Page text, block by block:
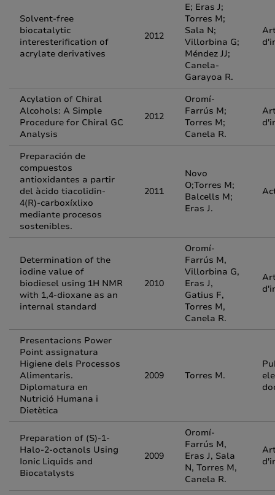
Solvent-free
biocatalytic
interesterification of
acrylate derivatives
2012
E; Eras J;
Torres M;
Sala N;
Villorbina G;
Méndez JJ;
Canela-
Garayoa R.
Acylation of Chiral
Alcohols: A Simple
Procedure for Chiral GC
Analysis
2012
Oromí-
Farrús M;
Torres M;
Canela R.
Preparación de
compuestos
antioxidantes a partir
del àcido tiacolidin-
4(R)-carboxíxlixo
mediante procesos
sostenibles.
2011
Novo
O;Torres M;
Balcells M;
Eras J.
Determination of the
iodine value of
biodiesel using 1H NMR
with 1,4-dioxane as an
internal standard
2010
Oromí-
Farrús M,
Villorbina G,
Eras J,
Gatius F,
Torres M,
Canela R.
Presentacions Power
Point assignatura
Higiene dels Processos
Alimentaris.
Diplomatura en
Nutrició Humana i
Dietètica
2009 Torres M.
Preparation of (S)-1-
Halo-2-octanols Using
Ionic Liquids and
Biocatalysts
2009
Oromí-
Farrús M,
Eras J, Sala
N, Torres M,
Canela R.